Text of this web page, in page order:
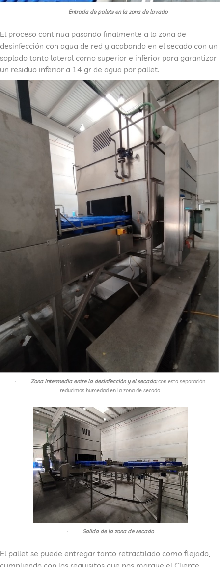
· Entrada de palets en la zona de lavado
El proceso continua pasando finalmente a la zona de
desinfección con agua de red y acabando en el secado con un
soplado tanto lateral como superior e inferior para garantizar
un residuo inferior a 14 gr de agua por pallet.
· Zona intermedia entre la desinfección y el secado:con esta separación
reducimos humedad en la zona de secado
· Salida de la zona de secado
El pallet se puede entregar tanto retractilado como flejado,
cumpliendo con los requisitos que nos marque el Cliente,